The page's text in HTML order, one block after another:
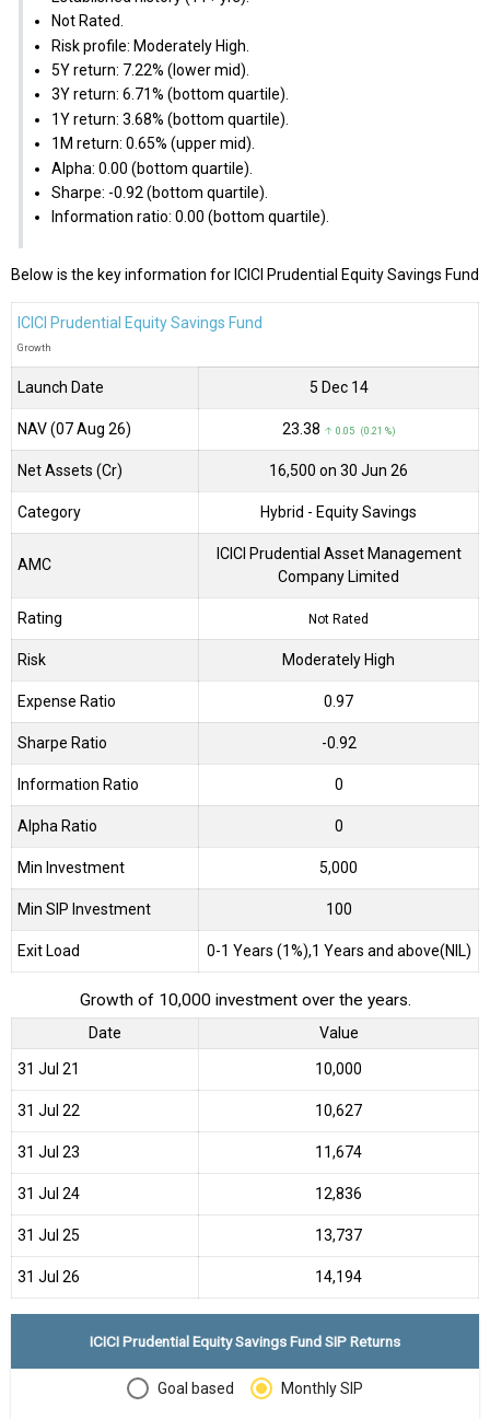
Not Rated.
Risk profile: Moderately High.
5Y return: 7.22% (lower mid).
3Y return: 6.71% (bottom quartile).
1Y return: 3.68% (bottom quartile).
1M return: 0.65% (upper mid).
Alpha: 0.00 (bottom quartile).
Sharpe: -0.92 (bottom quartile).
Information ratio: 0.00 (bottom quartile).
Below is the key information for ICICI Prudential Equity Savings Fund
ICICI Prudential Equity Savings Fund
Growth
Launch Date 5 Dec 14
NAV (07 Aug 26) ₹23.38 ↑ 0.05 (0.21 %)
Net Assets (Cr) ₹16,500 on 30 Jun 26
Category Hybrid - Equity Savings
AMC
ICICI Prudential Asset Management
Company Limited
Rating Not Rated
Risk Moderately High
Expense Ratio 0.97
Sharpe Ratio -0.92
Information Ratio 0
Alpha Ratio 0
Min Investment 5,000
Min SIP Investment 100
Exit Load 0-1 Years (1%),1 Years and above(NIL)
Growth of 10,000 investment over the years.
Date Value
31 Jul 21 ₹10,000
31 Jul 22 ₹10,627
31 Jul 23 ₹11,674
31 Jul 24 ₹12,836
31 Jul 25 ₹13,737
31 Jul 26 ₹14,194
ICICI Prudential Equity Savings Fund SIP Returns
Goal based Monthly SIP